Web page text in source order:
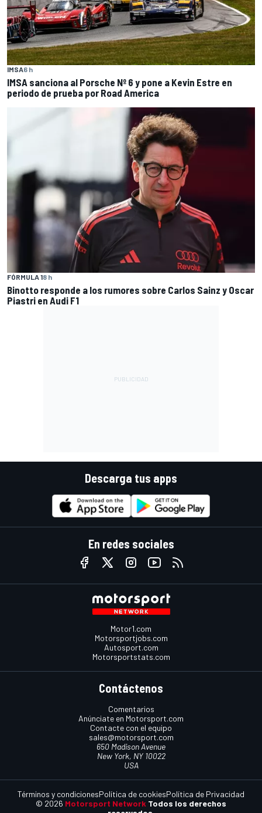
IMSA6 h
IMSA sanciona al Porsche Nº 6 y pone a Kevin Estre en
periodo de prueba por Road America
FÓRMULA 18 h
Binotto responde a los rumores sobre Carlos Sainz y Oscar
Piastri en Audi F1
Descarga tus apps
En redes sociales
Motor1.com
Motorsportjobs.com
Autosport.com
Motorsportstats.com
Contáctenos
Comentarios
Anúnciate en Motorsport.com
Contacte con el equipo
sales@motorsport.com
650 Madison Avenue
New York, NY 10022
USA
© 2026 Motorsport Network Todos los derechos
Términos y condicionesPolítica de cookiesPolítica de Privacidad